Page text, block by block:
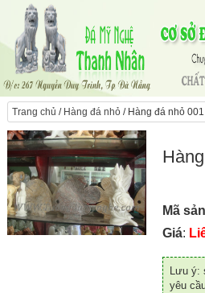
Trang chủ / Hàng đá nhỏ/ Hàng đá nhỏ 001
Mã
Giá:
Lưu ý:
yêu